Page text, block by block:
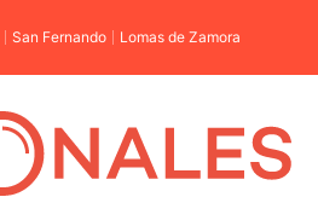
San Fernando Lomas de Zamora